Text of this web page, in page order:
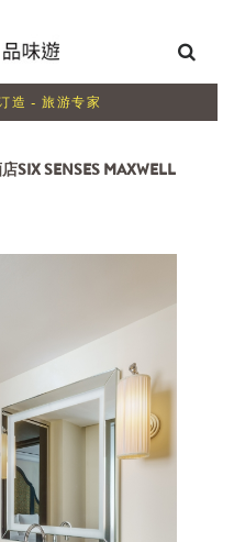
造 - 旅游专家
SIX SENSES MAXWELL